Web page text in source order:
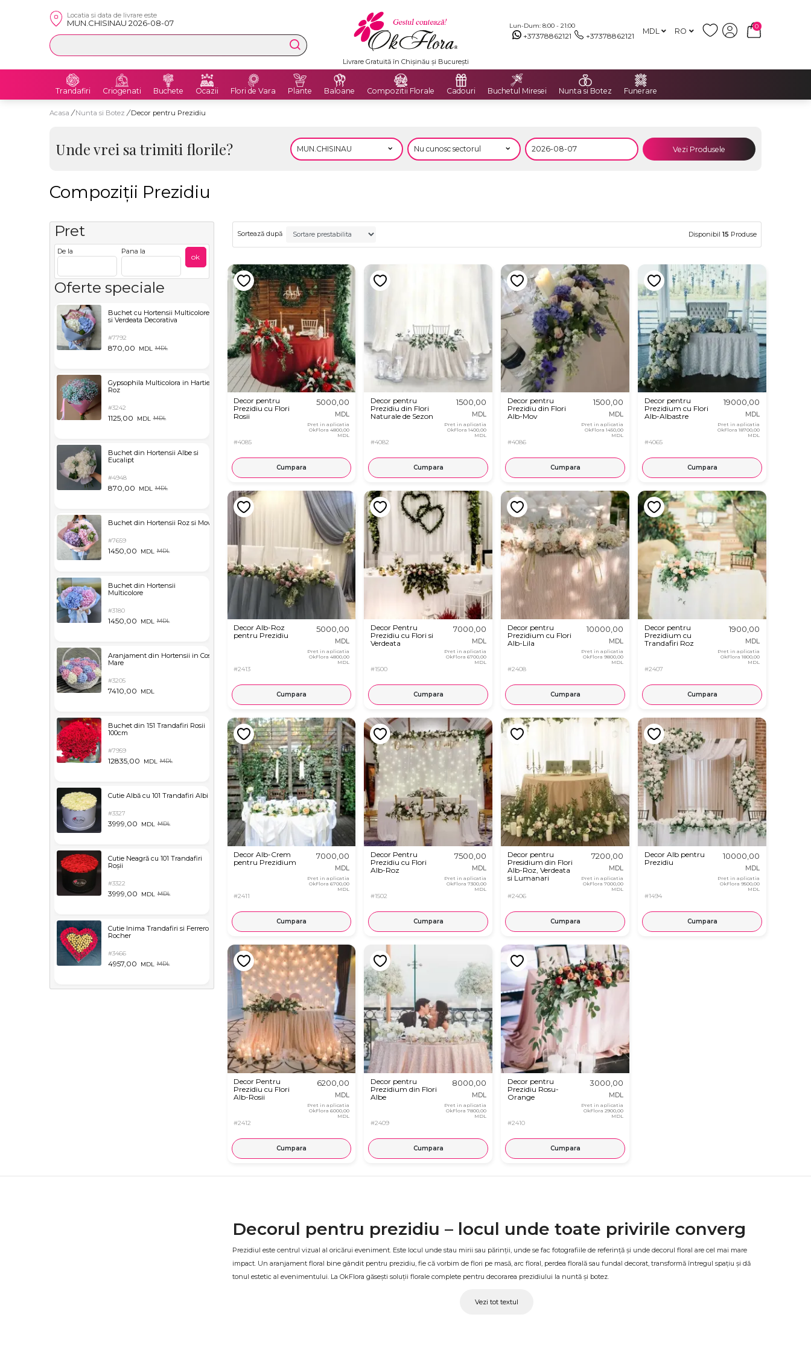
Locatia si data de livrare este
MUN.CHISINAU 2026-08-07 Lun-Dum: 8:00 - 21:00
+37378862121 +37378862121 MDL RO
0
Premium Delivery Flowers
Trandafiri Criogenati Buchete Ocazii Flori de Vara Plante Baloane Compozitii Florale Cadouri Buchetul Miresei Nunta si Botez Funerare
Acasa / Nunta si Botez / Decor pentru Prezidiu
Unde vrei sa trimiti florile? Vezi Produsele
Compoziții Prezidiu
Pret
De la Pana la
ok
Oferte speciale
Buchet cu Hortensii Multicolore
si Verdeata Decorativa
#7792
870,00 MDL MDL
Gypsophila Multicolora in Hartie
Roz
#3242
1125,00 MDL MDL
Buchet din Hortensii Albe si
Eucalipt
#4948
870,00 MDL MDL
Buchet din Hortensii Roz si Mov
#7659
1450,00 MDL MDL
Buchet din Hortensii
Multicolore
#3180
1450,00 MDL MDL
Aranjament din Hortensii in Cos
Mare
#3205
7410,00 MDL
Buchet din 151 Trandafiri Rosii
100cm
#7959
12835,00 MDL MDL
Cutie Albă cu 101 Trandafiri Albi
#3327
3999,00 MDL MDL
Cutie Neagră cu 101 Trandafiri
Roșii
#3322
3999,00 MDL MDL
Cutie Inima Trandafiri si Ferrero
Rocher
#3466
4957,00 MDL MDL
Sortează după Disponibil 15 Produse
Decor pentru
Prezidiu cu Flori
Rosii
#4085
5000,00
MDL
Pret in aplicatia
OkFlora 4800,00
MDL
Cumpara
Decor pentru
Prezidiu din Flori
Naturale de Sezon
#4082
1500,00
MDL
Pret in aplicatia
OkFlora 1400,00
MDL
Cumpara
Decor pentru
Prezidiu din Flori
Alb-Mov
#4086
1500,00
MDL
Pret in aplicatia
OkFlora 1450,00
MDL
Cumpara
Decor pentru
Prezidium cu Flori
Alb-Albastre
#4065
19000,00
MDL
Pret in aplicatia
OkFlora18700,00
MDL
Cumpara
Decor Alb-Roz
pentru Prezidiu
#2413
5000,00
MDL
Pret in aplicatia
OkFlora 4800,00
MDL
Cumpara
Decor Pentru
Prezidiu cu Flori si
Verdeata
#1500
7000,00
MDL
Pret in aplicatia
OkFlora 6700,00
MDL
Cumpara
Decor pentru
Prezidium cu Flori
Alb-Lila
#2408
10000,00
MDL
Pret in aplicatia
OkFlora 9800,00
MDL
Cumpara
Decor pentru
Prezidium cu
Trandafiri Roz
#2407
1900,00
MDL
Pret in aplicatia
OkFlora1800,00
MDL
Cumpara
Decor Alb-Crem
pentru Prezidium
#2411
7000,00
MDL
Pret in aplicatia
OkFlora 6700,00
MDL
Cumpara
Decor Pentru
Prezidiu cu Flori
Alb-Roz
#1502
7500,00
MDL
Pret in aplicatia
OkFlora 7300,00
MDL
Cumpara
Decor pentru
Presidium din Flori
Alb-Roz, Verdeata
si Lumanari
#2406
7200,00
MDL
Pret in aplicatia
OkFlora 7000,00
MDL
Cumpara
Decor Alb pentru
Prezidiu
#1494
10000,00
MDL
Pret in aplicatia
OkFlora9500,00
MDL
Cumpara
Decor Pentru
Prezidiu cu Flori
Alb-Rosii
#2412
6200,00
MDL
Pret in aplicatia
OkFlora 6000,00
MDL
Cumpara
Decor pentru
Prezidium din Flori
Albe
#2409
8000,00
MDL
Pret in aplicatia
OkFlora 7800,00
MDL
Cumpara
Decor pentru
Prezidiu Rosu-
Orange
#2410
3000,00
MDL
Pret in aplicatia
OkFlora 2900,00
MDL
Cumpara
Decorul pentru prezidiu – locul unde toate privirile converg
Prezidiul este centrul vizual al oricărui eveniment. Este locul unde stau mirii sau părinții, unde se fac fotografiile de referință și unde decorul floral are cel mai mare
impact. Un aranjament floral bine gândit pentru prezidiu, fie că vorbim de flori pe masă, arc floral, perdea florală sau fundal decorat, transformă întregul spațiu și dă
tonul estetic al evenimentului. La OkFlora găsești soluții florale complete pentru decorarea prezidiului la nuntă și botez.
Decor pentru prezidiu la nuntă și botez
Vezi tot textul